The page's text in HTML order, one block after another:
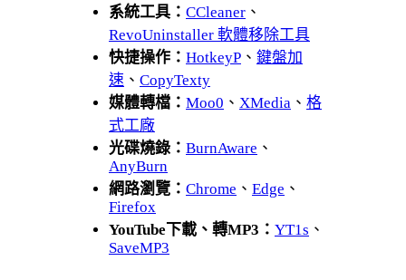
系統工具： CCleaner 、
RevoUninstaller 軟體移除工具
快捷操作： HotkeyP 、 鍵盤加
速 、 CopyTexty
媒體轉檔： Moo0 、 XMedia 、 格
式工廠
光碟燒錄： BurnAware 、
AnyBurn
網路瀏覽： Chrome 、 Edge 、
Firefox
YouTube下載、轉MP3： YT1s 、
SaveMP3